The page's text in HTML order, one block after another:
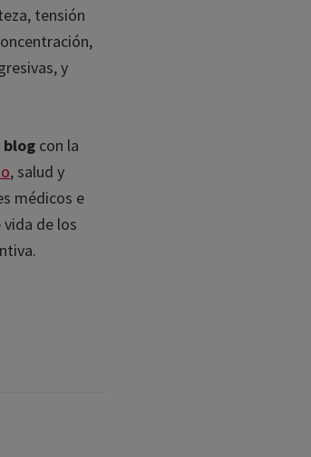
tensión
y
con la
, salud y
médicos e
de los